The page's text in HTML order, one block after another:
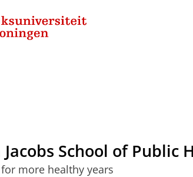
School of Public
more healthy years